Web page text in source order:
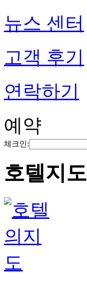
뉴스 센터
고객 후기
연락하기
예약
체크인:
호텔지도